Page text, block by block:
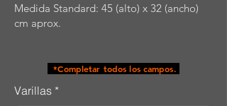
Medida Standard: 45 (alto) x 32 (ancho)
cm aprox.
*Completar todos los campos.
Varillas